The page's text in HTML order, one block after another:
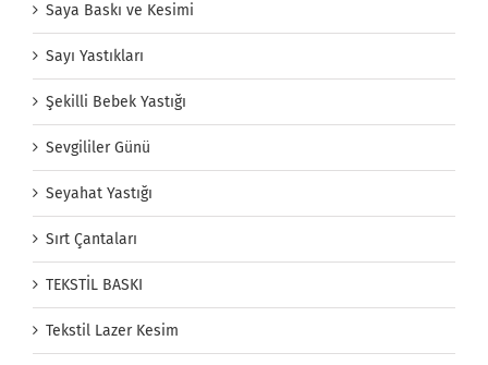
Saya Baskı ve Kesimi
Sayı Yastıkları
Şekilli Bebek Yastığı
Sevgililer Günü
Seyahat Yastığı
Sırt Çantaları
TEKSTİL BASKI
Tekstil Lazer Kesim